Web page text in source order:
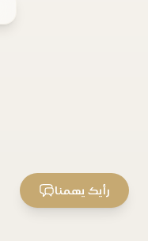
رأيك يهمنا